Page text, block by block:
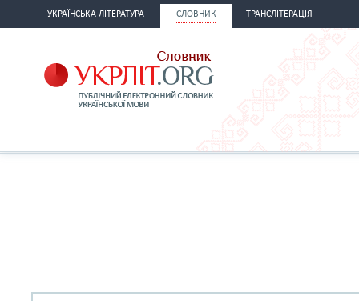
УКРАЇНСЬКА ЛІТЕРАТУРА СЛОВНИК ТРАНСЛІТЕРАЦІЯ